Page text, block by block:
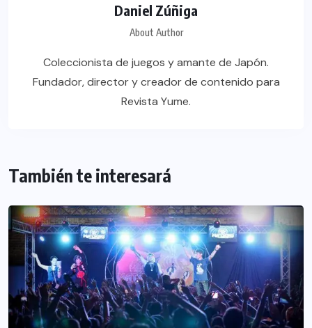
Daniel Zúñiga
About Author
Coleccionista de juegos y amante de Japón.
Fundador, director y creador de contenido para
Revista Yume.
También te interesará